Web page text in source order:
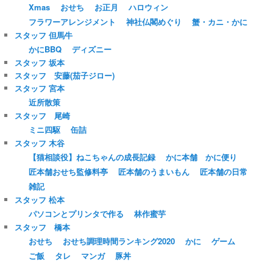
Xmas
おせち お正月
ハロウィン
フラワーアレンジメント
神社仏閣めぐり
蟹・カニ・かに
スタッフ 但馬牛
かにBBQ
ディズニー
スタッフ 坂本
スタッフ 安藤(茄子ジロー)
スタッフ 宮本
近所散策
スタッフ 尾崎
ミニ四駆
缶詰
スタッフ 木谷
【猫相談役】ねこちゃんの成長記録
かに本舗 かに便り
匠本舗おせち監修料亭
匠本舗のうまいもん
匠本舗の日常
雑記
スタッフ 松本
パソコンとプリンタで作る
林作蜜芋
スタッフ 橋本
おせち
おせち調理時間ランキング2020 かに
ゲーム
ご飯
タレ マンガ
豚丼